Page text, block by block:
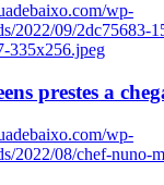
wp-
2022/09/2dc75683-
335x256.jpeg
prestes a
wp-
2022/08/chef-nuno-